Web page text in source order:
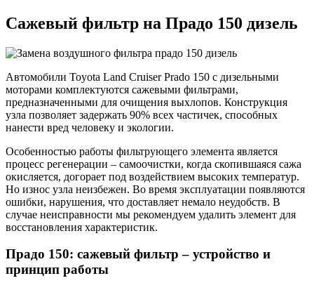
Сажевый фильтр на Прадо 150 дизель
Автомобили Toyota Land Cruiser Prado 150 с дизельными
моторами комплектуются сажевыми фильтрами,
предназначенными для очищения выхлопов. Конструкция
узла позволяет задержать 90% всех частичек, способных
нанести вред человеку и экологии.
Особенностью работы фильтрующего элемента является
процесс регенерации – самоочистки, когда скопившаяся сажа
окисляется, догорает под воздействием высоких температур.
Но износ узла неизбежен. Во время эксплуатации появляются
ошибки, нарушения, что доставляет немало неудобств. В
случае неисправности мы рекомендуем удалить элемент для
восстановления характеристик.
Прадо 150: сажевый фильтр – устройство и
принцип работы